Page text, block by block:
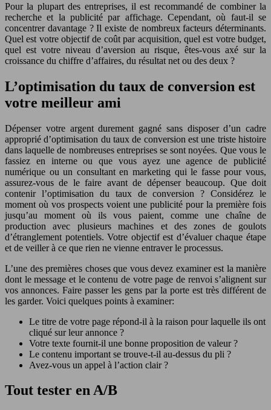
Pour la plupart des entreprises, il est recommandé de combiner la
recherche et la publicité par affichage. Cependant, où faut-il se
concentrer davantage ? Il existe de nombreux facteurs déterminants.
Quel est votre objectif de coût par acquisition, quel est votre budget,
quel est votre niveau d’aversion au risque, êtes-vous axé sur la
croissance du chiffre d’affaires, du résultat net ou des deux ?
L’optimisation du taux de conversion est
votre meilleur ami
Dépenser votre argent durement gagné sans disposer d’un cadre
approprié d’optimisation du taux de conversion est une triste histoire
dans laquelle de nombreuses entreprises se sont noyées. Que vous le
fassiez en interne ou que vous ayez une agence de publicité
numérique ou un consultant en marketing qui le fasse pour vous,
assurez-vous de le faire avant de dépenser beaucoup. Que doit
contenir l’optimisation du taux de conversion ? Considérez le
moment où vos prospects voient une publicité pour la première fois
jusqu’au moment où ils vous paient, comme une chaîne de
production avec plusieurs machines et des zones de goulots
d’étranglement potentiels. Votre objectif est d’évaluer chaque étape
et de veiller à ce que rien ne vienne entraver le processus.
L’une des premières choses que vous devez examiner est la manière
dont le message et le contenu de votre page de renvoi s’alignent sur
vos annonces. Faire passer les gens par la porte est très différent de
les garder. Voici quelques points à examiner:
Le titre de votre page répond-il à la raison pour laquelle ils ont
cliqué sur leur annonce ?
Votre texte fournit-il une bonne proposition de valeur ?
Le contenu important se trouve-t-il au-dessus du pli ?
Avez-vous un appel à l’action clair ?
Tout tester en A/B